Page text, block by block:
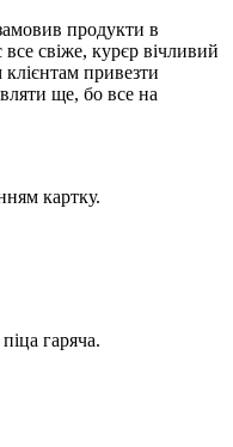
продукти в
свіже, курєр вічливий
привезти
ще, бо все на
картку.
гаряча.